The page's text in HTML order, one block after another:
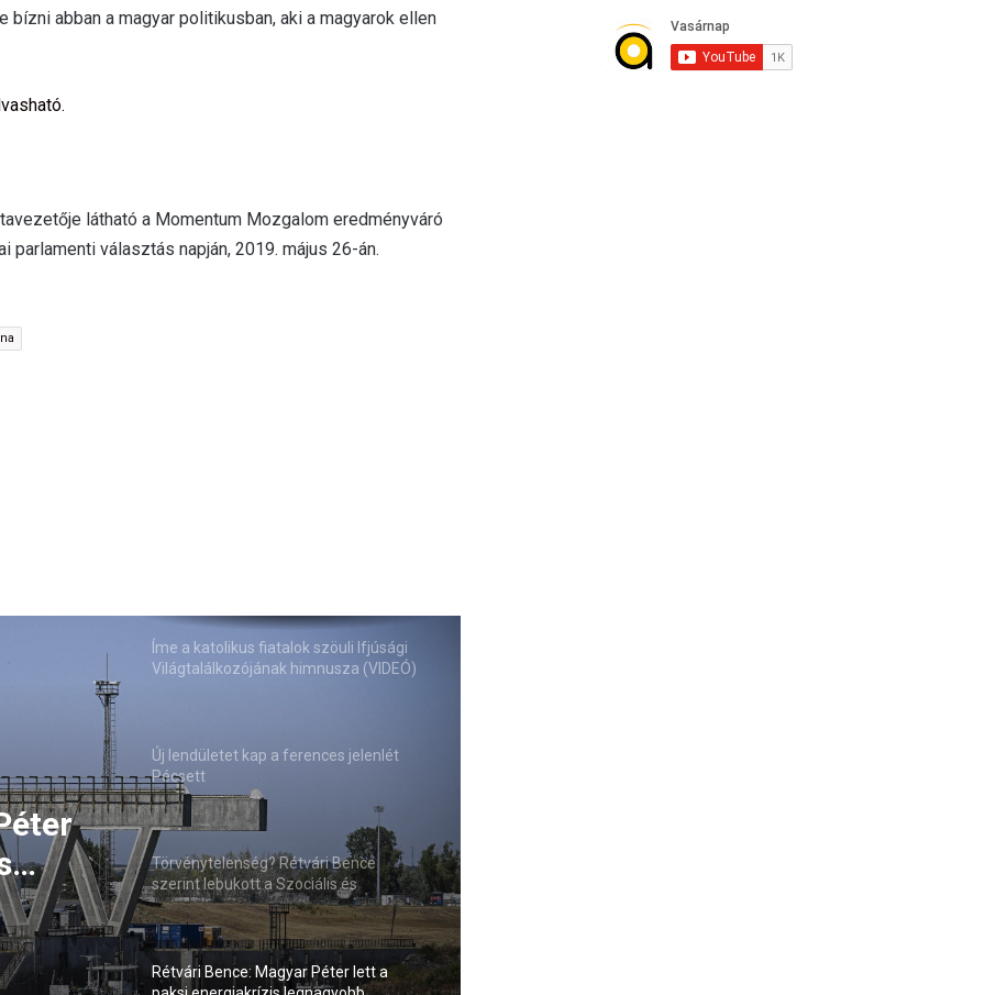
abban a magyar politikusban, aki a magyarok ellen
látható a Momentum Mozgalom eredményváró
parlamenti választás napján, 2019. május 26-án.
Íme a katolikus fiatalok szöuli Ifjúsági
Világtalálkozójának himnusza (VIDEÓ)
Új lendületet kap a ferences jelenlét
Pécsett
Törvénytelenség? Rétvári Bence
szerint lebukott a Szociális és
Családügyi Minisztérium
Rétvári Bence: Magyar Péter lett a